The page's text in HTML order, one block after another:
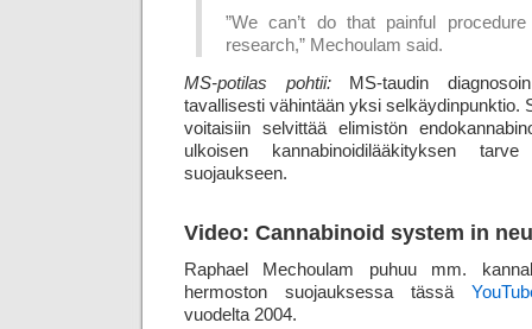
”We can’t do that painful
research,” Mechoulam said.
MS-potilas pohtii:MS-taudin
tavallisesti vähintään yksi selkäydinpunktio.
voitaisiin selvittää elimistön
ulkoisen kannabinoidilääkityksen
suojaukseen.
Video: Cannabinoid system in
Raphael Mechoulam puhuu mm.
hermoston suojauksessa tässä
vuodelta 2004.